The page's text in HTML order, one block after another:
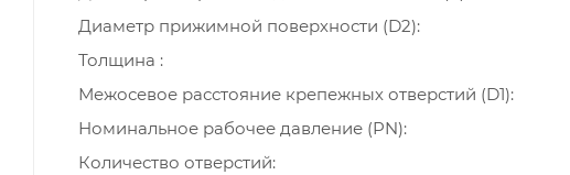
Диаметр прижимной поверхности (D2)
Толщина
Межосевое расстояние крепежных отверстий (D1)
Номинальное рабочее давление (PN)
Количество отверстий